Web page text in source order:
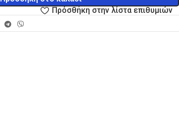
Πρόσθήκη στην λίστα επιθυμιών